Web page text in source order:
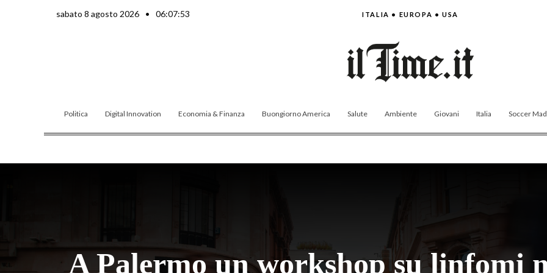
sabato 8 agosto 2026 • 06:07:54 ITALIA • EUROPA • USA
Politica Digital Innovation Economia & Finanza Buongiorno America Salute Ambiente Giovani Italia Soccer
A Palermo un workshop su linfomi